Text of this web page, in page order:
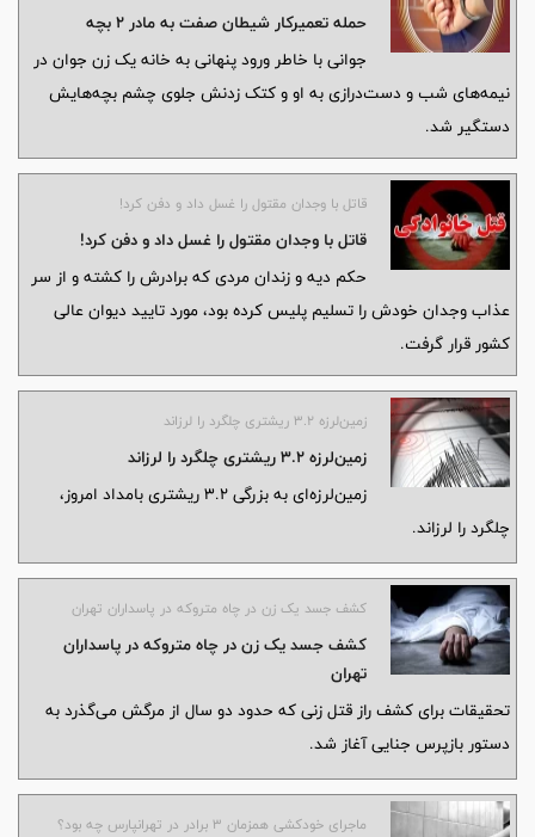
حمله تعمیرکار شیطان صفت به مادر ۲ بچه
جوانی با خاطر ورود پنهانی به خانه یک زن جوان در
نیمه‌های شب و دست‌درازی به او و کتک زدنش جلوی چشم بچه‌هایش
دستگیر شد.
قاتل با وجدان مقتول را غسل داد و دفن کرد!
قاتل با وجدان مقتول را غسل داد و دفن کرد!
حکم دیه و زندان مردی که برادرش را کشته و از سر
عذاب وجدان خودش را تسلیم پلیس کرده ‌بود، مورد تایید دیوان عالی
کشور قرار گرفت.
زمین‌لرزه ۳.۲ ریشتری چلگرد را لرزاند
زمین‌لرزه ۳.۲ ریشتری چلگرد را لرزاند
زمین‌لرزه‌ای به بزرگی ۳.۲ ریشتری بامداد امروز،
چلگرد را لرزاند.
کشف جسد یک زن در چاه متروکه در پاسداران تهران
کشف جسد یک زن در چاه متروکه در پاسداران
تهران
تحقیقات برای کشف راز قتل زنی که حدود دو سال از مرگش می‌گذرد به
دستور بازپرس جنایی آغاز شد.
ماجرای خودکشی همزمان ۳ برادر در تهرانپارس چه بود؟